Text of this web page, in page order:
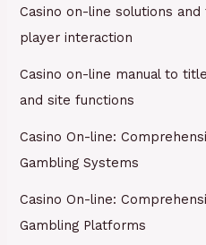
Casino on-line solutions
player interaction
Casino on-line manual to
and site functions
Casino On-line:
Gambling Systems
Casino On-line:
Gambling Platforms